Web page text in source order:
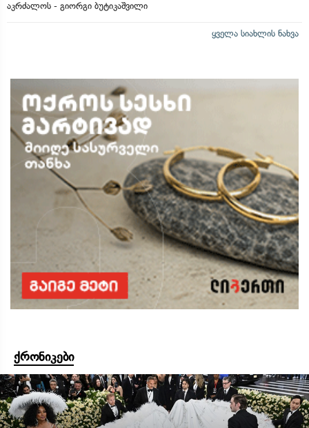
აკრძალოს - გიორგი ბუტიკაშვილი
ყველა სიახლის ნახვა
ქრონიკები